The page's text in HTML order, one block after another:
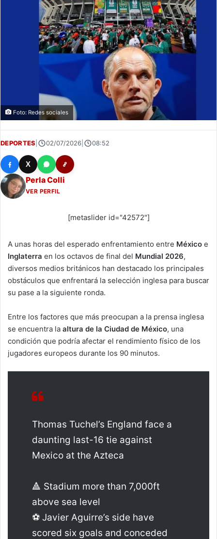
Foto: Redes sociales
DEPORTES 02/07/2026 08:52
X
Perla Colli
VER PERFIL
[metaslider id="42572"]
A unas horas del esperado enfrentamiento entre México e
Inglaterra en los octavos de final del Mundial 2026,
diversos medios británicos han destacado los principales
obstáculos que enfrentará la selección inglesa para buscar
su pase a la siguiente ronda.
Entre los factores que más preocupan a la prensa inglesa
se encuentra la altura de la Ciudad de México, una
condición que podría afectar el rendimiento físico de los
jugadores europeos durante los 90 minutos.
Thomas Tuchel’s England face a
daunting last-16 tie against
Mexico at the Azteca
🔺 Stadium more than 7,000ft
above sea level
⚽ Javier Aguirre’s side have
scored six goals and conceded